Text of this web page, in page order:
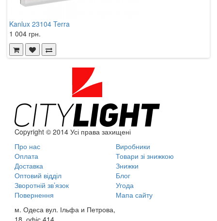
Kanlux 23104 Terra
1 004 грн.
Copyright © 2014 Усі права захищені
Про нас
Оплата
Доставка
Оптовий відділ
Зворотній зв’язок
Повернення
Виробники
Товари зі знижкою
Знижки
Блог
Угода
Мапа сайту
м. Одеса вул. Ільфа и Петрова,
18, офіс 414